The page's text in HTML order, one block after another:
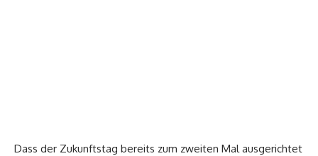
Dass der Zukunftstag bereits zum zweiten Mal ausgerichtet